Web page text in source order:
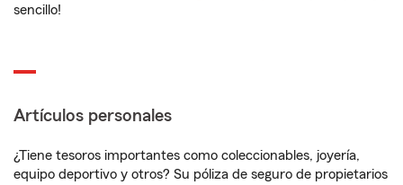
sencillo!
Artículos personales
¿Tiene tesoros importantes como coleccionables, joyería,
equipo deportivo y otros? Su póliza de seguro de propietarios